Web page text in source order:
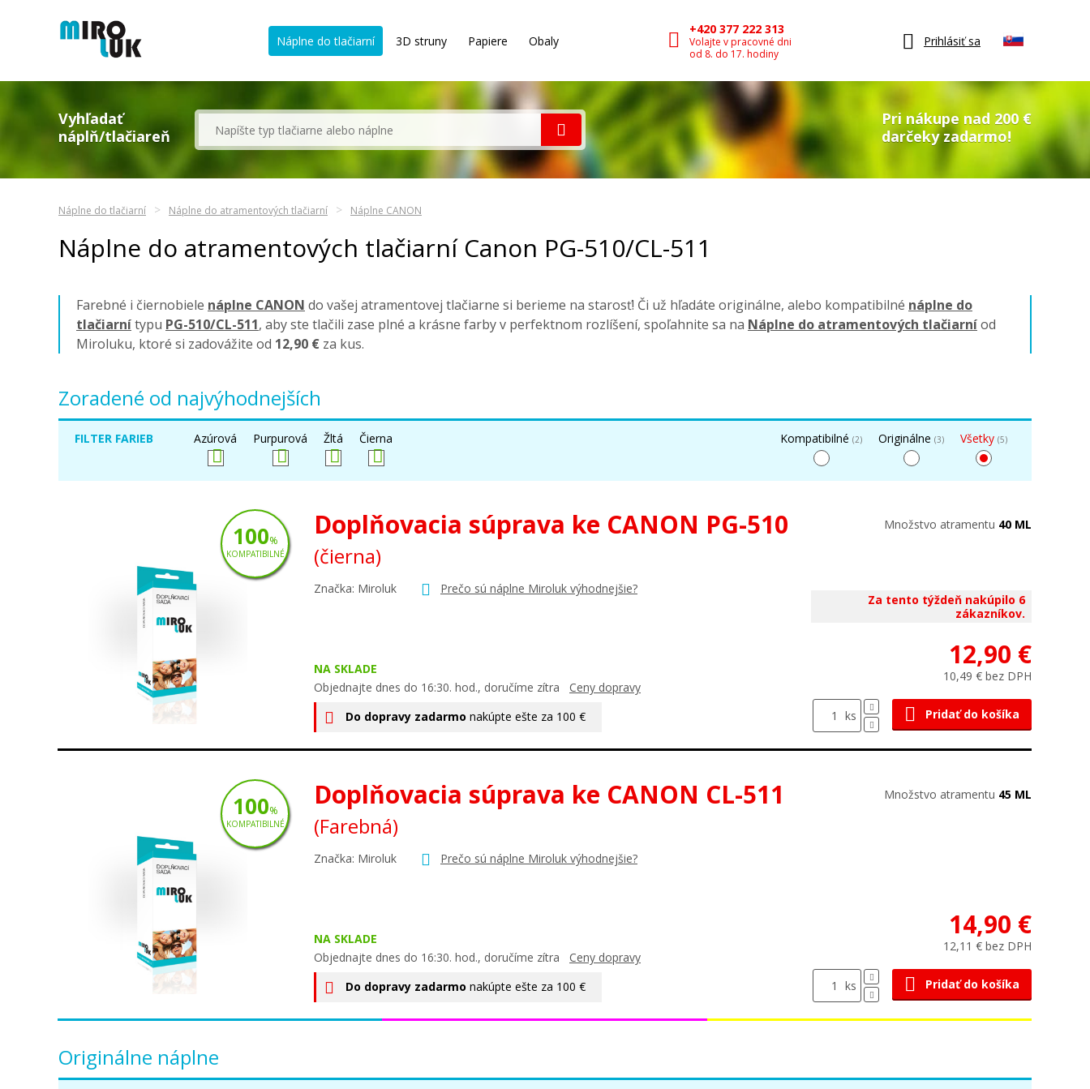
Náplne do tlačiarní 3D struny Papiere Obaly
+420 377 222 313
Volajte v pracovné dni
od 8. do 17. hodiny
Prihlásiť sa
Vyhľadať
náplň/tlačiareň
Pri nákupe nad 200 €
darčeky zadarmo!
Náplne do tlačiarní Náplne do atramentových tlačiarní Náplne CANON
Náplne do atramentových tlačiarní Canon PG-510/CL-511
Farebné i čiernobiele náplne CANON do vašej atramentovej tlačiarne si berieme na starosť! Či už hľadáte originálne, alebo kompatibilné náplne do
tlačiarnítypu PG-510/CL-511, aby ste tlačili zase plné a krásne farby v perfektnom rozlíšení, spoľahnite sa na Náplne do atramentových tlačiarníod
Miroluku, ktoré si zadovážite od 12,90 € za kus.
Zoradené od najvýhodnejších
FILTER FARIEB Azúrová Purpurová Žltá Čierna Kompatibilné (2) Originálne (3) Všetky (5)
Doplňovacia súprava ke CANON PG-510
(čierna)
Značka: Miroluk Prečo sú náplne Miroluk výhodnejšie?
NA SKLADE
Objednajte dnes do 16:30. hod., doručíme zítra Ceny dopravy
Do dopravy zadarmo nakúpte ešte za 100 €
Množstvo atramentu 40 ML
Za tento týždeň nakúpilo 6
zákazníkov.
12,90 €
10,49 € bez DPH
ks Pridať do košíka
100%
KOMPATIBILNÉ
Doplňovacia súprava ke CANON CL-511
(Farebná)
Značka: Miroluk Prečo sú náplne Miroluk výhodnejšie?
NA SKLADE
Objednajte dnes do 16:30. hod., doručíme zítra Ceny dopravy
Do dopravy zadarmo nakúpte ešte za 100 €
Množstvo atramentu 45 ML
14,90 €
12,11 € bez DPH
ks Pridať do košíka
100%
KOMPATIBILNÉ
Originálne náplne